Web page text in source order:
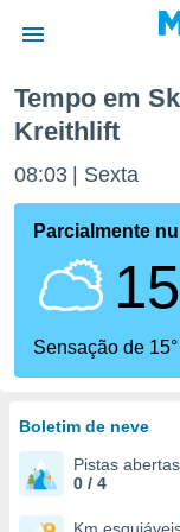
da
foi
para
fornecidas
e
digital
Tempo em
Kreithlift
08:03 Sexta
Parcialmente
Sensação de 15°
Boletim de neve
Pistas abertas
0 / 4